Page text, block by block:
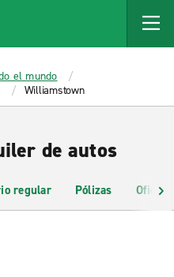
el mundo
Williamstown
de autos
regular Pólizas